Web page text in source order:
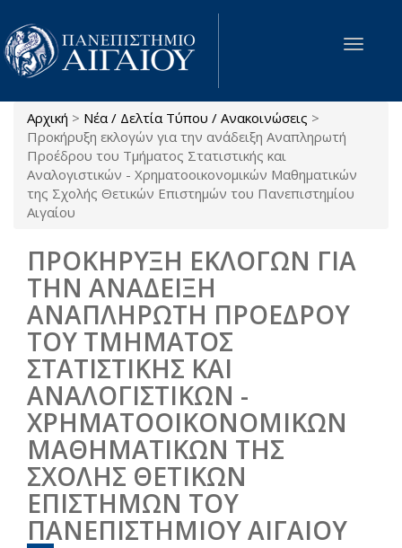
Παράκαμψη προς το κυρίως περιεχόμενο
Toggle
Είστε εδώ
Αρχική > Νέα / Δελτία Τύπου / Ανακοινώσεις >
Προκήρυξη εκλογών για την ανάδειξη Αναπληρωτή
Προέδρου του Τμήματος Στατιστικής και
Αναλογιστικών - Χρηματοοικονομικών Μαθηματικών
της Σχολής Θετικών Επιστημών του Πανεπιστημίου
Αιγαίου
ΠΡΟΚΗΡΥΞΗ ΕΚΛΟΓΩΝ ΓΙΑ
ΤΗΝ ΑΝΑΔΕΙΞΗ
ΑΝΑΠΛΗΡΩΤΗ ΠΡΟΕΔΡΟΥ
ΤΟΥ ΤΜΗΜΑΤΟΣ
ΣΤΑΤΙΣΤΙΚΗΣ ΚΑΙ
ΑΝΑΛΟΓΙΣΤΙΚΩΝ -
ΧΡΗΜΑΤΟΟΙΚΟΝΟΜΙΚΩΝ
ΜΑΘΗΜΑΤΙΚΩΝ ΤΗΣ
ΣΧΟΛΗΣ ΘΕΤΙΚΩΝ
ΕΠΙΣΤΗΜΩΝ ΤΟΥ
ΠΑΝΕΠΙΣΤΗΜΙΟΥ ΑΙΓΑΙΟΥ